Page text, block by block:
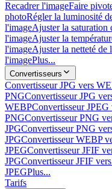
Recadrer l'imageFaire
photoRégler la luminosité
l'imageAjuster la saturation
l'imageAjuster la
l'imageAjuster la netteté de
l'imagePlus...
Convertisseurs
Convertisseur JPG vers
PNGConvertisseur JPG
WEBPConvertisseur JPEG
PNGConvertisseur PNG
JPGConvertisseur PNG
JPGConvertisseur WEBP
JPEGConvertisseur JFIF
JPGConvertisseur JFIF
JPEGPlus...
Tarifs